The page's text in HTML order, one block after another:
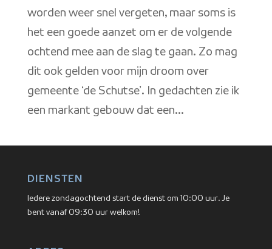
worden weer snel vergeten, maar soms is
het een goede aanzet om er de volgende
ochtend mee aan de slag te gaan. Zo mag
dit ook gelden voor mijn droom over
gemeente ‘de Schutse’. In gedachten zie ik
een markant gebouw dat een...
DIENSTEN
Iedere zondagochtend start de dienst om 10:00 uur. Je
bent vanaf 09:30 uur welkom!